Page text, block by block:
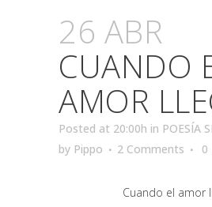
26 ABR
CUANDO
AMOR
Posted at 20:00h in POESÍA
by Pippo 2 Comments 0
Cuando el amor